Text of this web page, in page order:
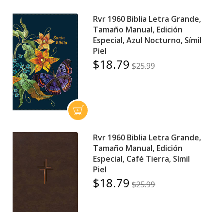
Rvr 1960 Biblia Letra Grande,
Tamaño Manual, Edición
Especial, Azul Nocturno, Símil
Piel
$18.79 $25.99
Rvr 1960 Biblia Letra Grande,
Tamaño Manual, Edición
Especial, Café Tierra, Símil
Piel
$18.79 $25.99